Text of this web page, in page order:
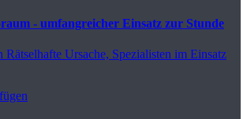
- umfangreicher Einsatz zur Stunde
Rätselhafte Ursache, Spezialisten im Einsatz